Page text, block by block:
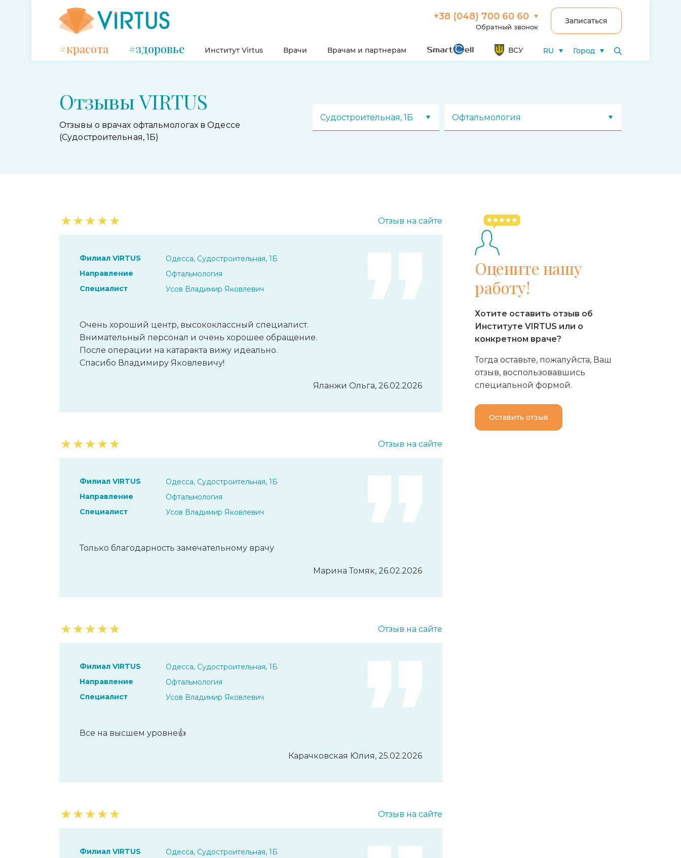
+38 (048) 700 60 60
Обратный звонок
Записаться
#красота #здоровье Институт Virtus Врачи Врачам и партнерам ВСУ RU Город
Отзывы VIRTUS
Отзывы о врачах офтальмологах в Одессе
(Судостроительная, 1Б)
Судостроительная, 1Б Офтальмология
★★★★★ Отзыв на сайте
Филиал VIRTUS
Одесса, Судостроительная, 1Б
Направление
Офтальмология
Специалист
Усов Владимир Яковлевич
Очень хороший центр, высококлассный специалист.
Внимательный персонал и очень хорошее обращение.
После операции на катаракта вижу идеально.
Спасибо Владимиру Яковлевичу!
Яланжи Ольга, 26.02.2026
★★★★★ Отзыв на сайте
Филиал VIRTUS
Одесса, Судостроительная, 1Б
Направление
Офтальмология
Специалист
Усов Владимир Яковлевич
Только благодарность замечательному врачу
Марина Томяк, 26.02.2026
★★★★★ Отзыв на сайте
Филиал VIRTUS
Одесса, Судостроительная, 1Б
Направление
Офтальмология
Специалист
Усов Владимир Яковлевич
Все на высшем уровне👍
Карачковская Юлия, 25.02.2026
★★★★★ Отзыв на сайте
Филиал VIRTUS
Одесса, Судостроительная, 1Б
Оцените нашу
работу!
Хотите оставить отзыв об
Институте VIRTUS или о
конкретном враче?
Тогда оставьте, пожалуйста, Ваш
отзыв, воспользовавшись
специальной формой.
Оставить отзыв